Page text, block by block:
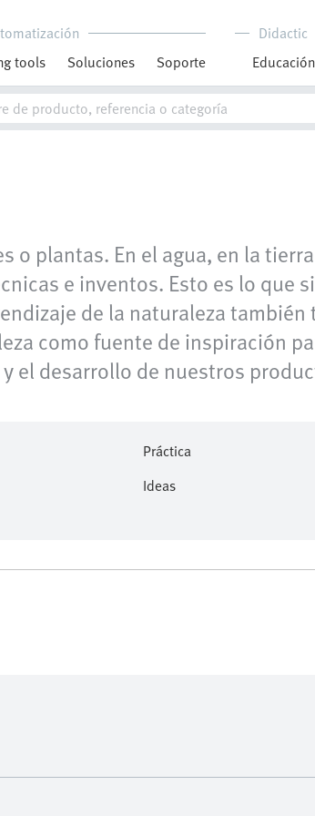
tools Soluciones Soporte
Didactic
Educación
o plantas. En el agua, en la
e inventos. Esto es lo que
de la naturaleza
como fuente de inspiración
el desarrollo de nuestros
Práctica
Ideas